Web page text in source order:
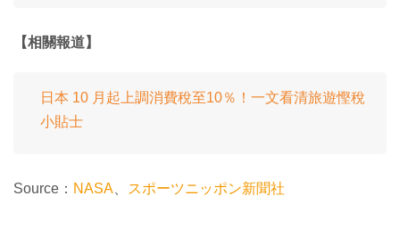
【相關報道】
日本 10 月起上調消費稅至10％！一文看清旅遊慳稅
小貼士
Source： NASA スポーツニッポン新聞社